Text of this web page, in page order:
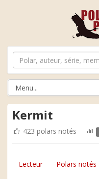
Kermit
423 polars notés
Lecteur Polars notés